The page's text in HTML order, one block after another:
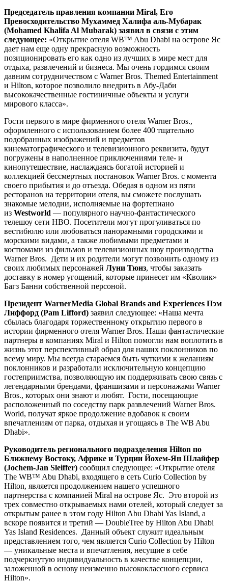
Председатель правления компании Miral, Его
Превосходительство Мухаммед Халифа аль-Мубарак
(Mohamed Khalifa Al Mubarak) заявил в связи с этим
следующее: «Открытие отеля WB™ Abu Dhabi на острове Яс
дает нам еще одну прекрасную возможность
позиционировать его как одно из лучших в мире мест для
отдыха, развлечений и бизнеса. Мы очень гордимся своим
давним сотрудничеством с Warner Bros. Themed Entertainment
и Hilton, которое позволило внедрить в Абу-Даби
высококачественные гостиничные объекты и услуги
мирового класса».
Гости первого в мире фирменного отеля Warner Bros.,
оформленного с использованием более 400 тщательно
подобранных изображений и предметов
кинематографического и телевизионного реквизита, будут
погружены в наполненное приключениями теле- и
кинопутешествие, наслаждаясь богатой историей и
коллекцией бессмертных постановок Warner Bros. с момента
своего прибытия и до отъезда. Обедая в одном из пяти
ресторанов на территории отеля, вы сможете послушать
знакомые мелодии, исполняемые на фортепиано
из Westworld — популярного научно-фантастического
телешоу сети HBO. Посетители могут прогуливаться по
вестибюлю или любоваться панорамными городскими и
морскими видами, а также любимыми предметами и
костюмами из фильмов и телевизионных шоу производства
Warner Bros. Дети и их родители могут позвонить одному из
своих любимых персонажей Луни Тюнз, чтобы заказать
доставку в номер угощений, которые принесет им «Кволик»
Багз Банни собственной персоной.
Президент WarnerMedia Global Brands and Experiences Пэм
Лиффорд (Pam Lifford) заявил следующее: «Наша мечта
сбылась благодаря торжественному открытию первого в
истории фирменного отеля Warner Bros. Наши фантастические
партнеры в компаниях Miral и Hilton помогли нам воплотить в
жизнь этот перспективный образ для наших поклонников по
всему миру. Мы всегда стараемся быть чуткими к желаниям
поклонников и разработали исключительную концепцию
гостеприимства, позволяющую им поддерживать свою связь с
легендарными брендами, франшизами и персонажами Warner
Bros., которых они знают и любят. Гости, посещающие
расположенный по соседству парк развлечений Warner Bros.
World, получат яркое продолжение вдобавок к своим
впечатлениям от парка, отдыхая и угощаясь в The WB Abu
Dhabi».
Руководитель регионального подразделения Hilton по
Ближнему Востоку, Африке и Турции Йохем-Ян Шлайфер
(Jochem-Jan Sleiffer) сообщил следующее: «Открытие отеля
The WB™ Abu Dhabi, входящего в сеть Curio Collection by
Hilton, является продолжением нашего успешного
партнерства с компанией Miral на острове Яс. Это второй из
трех совместно открываемых нами отелей, который следует за
открытым ранее в этом году Hilton Abu Dhabi Yas Island, а
вскоре появится и третий — DoubleTree by Hilton Abu Dhabi
Yas Island Residences. Данный объект служит идеальным
представлением того, чем является Curio Collection by Hilton
— уникальные места и впечатления, несущие в себе
подчеркнутую индивидуальность в качестве концепции,
заложенной в основу неизменно высококлассного сервиса
Hilton».